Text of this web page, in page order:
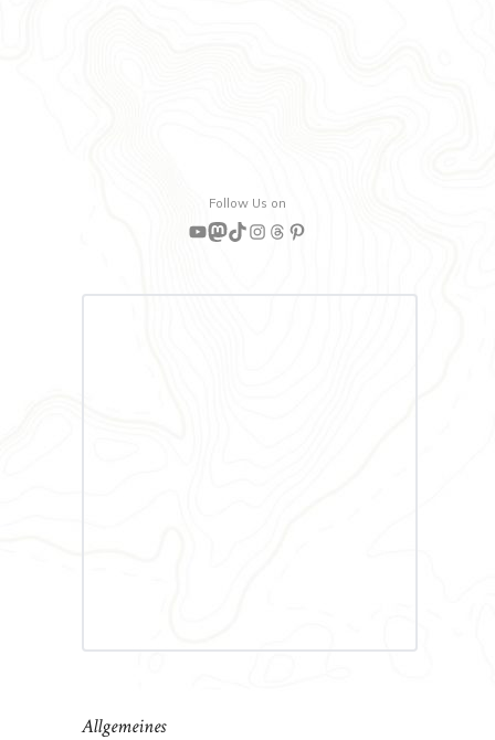
Follow Us on
YouTube
Mastodon
TikTok
Instagram
Threads
Pinterest
Allgemeines